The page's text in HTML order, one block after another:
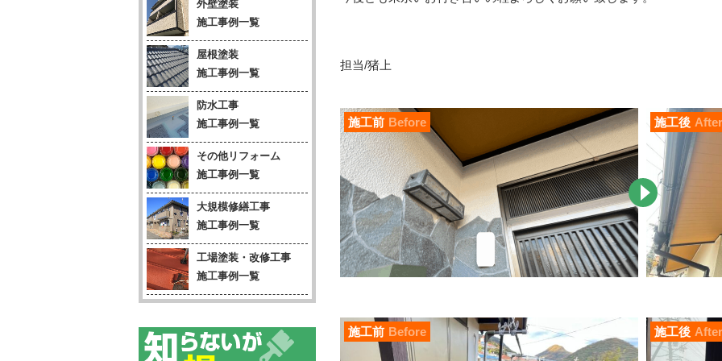
担当/猪上
施工前 Before 施工後 After
施工前 Before 施工後 After
外壁塗装
施工事例一覧
屋根塗装
施工事例一覧
防水工事
施工事例一覧
その他リフォーム
施工事例一覧
大規模修繕工事
施工事例一覧
工場塗装・改修工事
施工事例一覧